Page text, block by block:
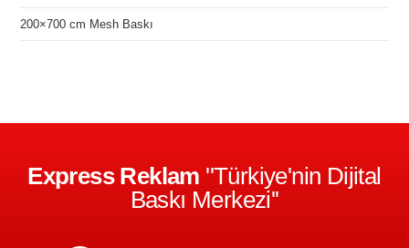
200×700 cm Mesh Baskı
Express Reklam ''Türkiye'nin Dijital
Baskı Merkezi''